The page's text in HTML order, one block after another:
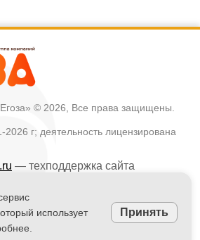
© 2026, Все права защищены.
г; деятельность лицензирована
— техподдержка сайта
обработки персональных данных
не является публичной офертой
использует
Принять